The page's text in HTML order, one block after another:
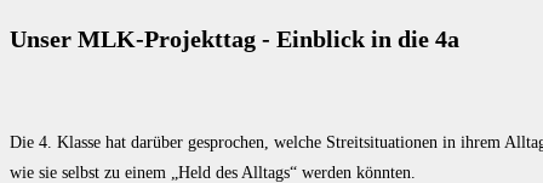
Unser MLK-Projekttag - Einblick in die 4a
Die 4. Klasse hat darüber gesprochen, welche Streitsituationen in ihrem
wie sie selbst zu einem „Held des Alltags“ werden könnten.